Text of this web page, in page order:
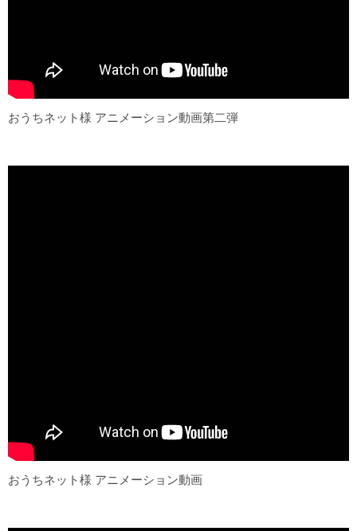
おうちネット様 アニメーション動画第二弾
おうちネット様 アニメーション動画